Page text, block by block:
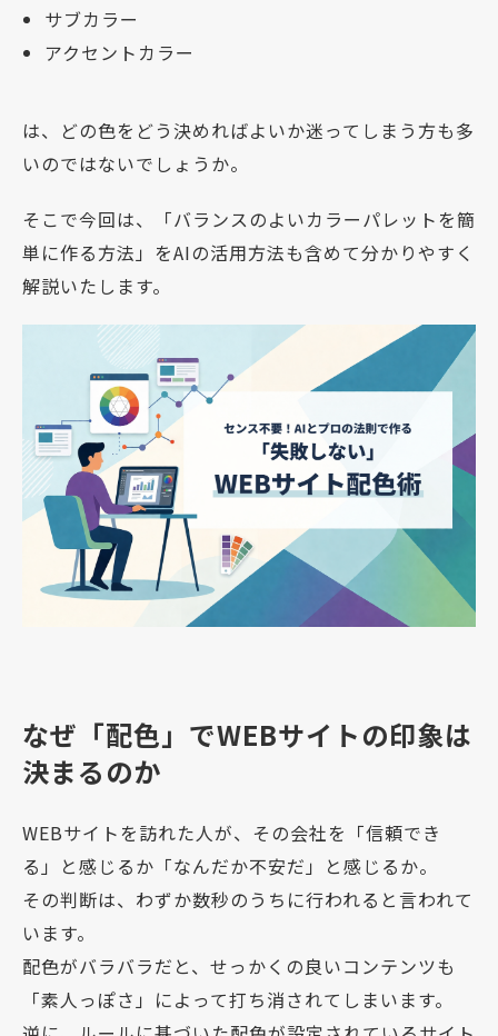
サブカラー
アクセントカラー
は、どの色をどう決めればよいか迷ってしまう方も多
いのではないでしょうか。
そこで今回は、「バランスのよいカラーパレットを簡
単に作る方法」をAIの活用方法も含めて分かりやすく
解説いたします。
なぜ「配色」でWEBサイトの印象は
決まるのか
WEBサイトを訪れた人が、その会社を「信頼でき
る」と感じるか「なんだか不安だ」と感じるか。
その判断は、わずか数秒のうちに行われると言われて
います。
配色がバラバラだと、せっかくの良いコンテンツも
「素人っぽさ」によって打ち消されてしまいます。